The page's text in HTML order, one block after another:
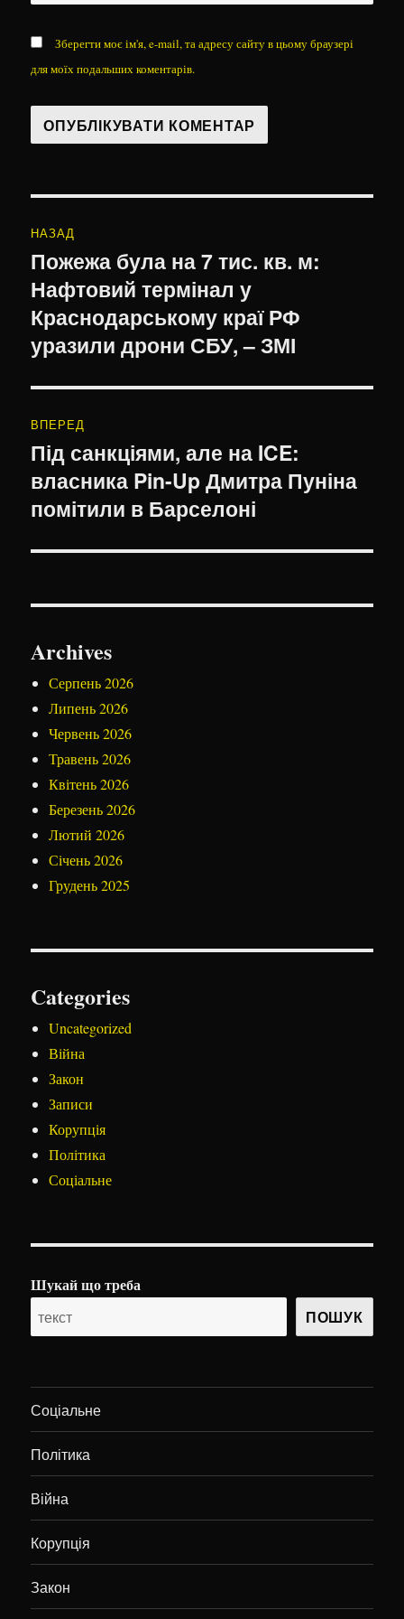
Зберегти моє ім'я, e-mail, та адресу сайту в цьому браузері
для моїх подальших коментарів.
записів
НАЗАД
Попередній
запис:
Пожежа була на 7 тис. кв. м:
Нафтовий термінал у
Краснодарському краї РФ
уразили дрони СБУ, – ЗМІ
ВПЕРЕД
Наступний
запис:
Під санкціями, але на ICE:
власника Pin-Up Дмитра Пуніна
помітили в Барселоні
Archives
Серпень 2026
Липень 2026
Червень 2026
Травень 2026
Квітень 2026
Березень 2026
Лютий 2026
Січень 2026
Грудень 2025
Categories
Uncategorized
Війна
Закон
Записи
Корупція
Політика
Соціальне
Шукай що треба
ПОШУК
Соціальне
Політика
Війна
Корупція
Закон